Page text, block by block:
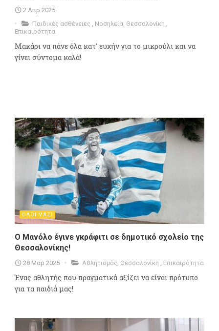
2 Απρ 2025
Παιδικές ασθένειες
Νοσηλεία Θεσσαλονίκη
Επικαιρότητα
Μακάρι να πάνε όλα κατ' ευχήν για το μικρούλι και να
γίνει σύντομα καλά!
ΟΛΟΙ ΜΑΖΙ
Ο Μανόλο έγινε γκράφιτι σε δημοτικό σχολείο της
Θεσσαλονίκης!
28 Μαρ 2025 Αθλητισμός, Θεσσαλονίκη , Επικαιρότητα
Ένας αθλητής που πραγματικά αξίζει να είναι πρότυπο
για τα παιδιά μας!